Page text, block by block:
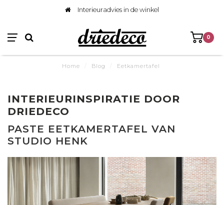
Interieuradvies in de winkel
0
Home Blog Eetkamertafel
INTERIEURINSPIRATIE DOOR
DRIEDECO
PASTE EETKAMERTAFEL VAN
STUDIO HENK